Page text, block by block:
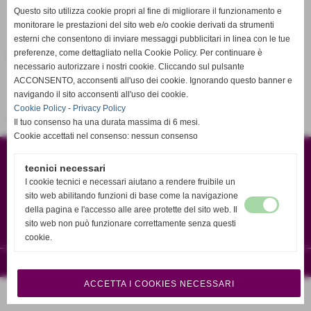
Rientro da Solo
Dimensione: 59,95 KB
Informativa Privacy
Dimensione: 340,43 KB
ASD BikeVolleySummer
bikevolleysummer@gmail.com
Tel. 3358397133 Matteo
Questo sito utilizza cookie propri al fine di migliorare il funzionamento e
monitorare le prestazioni del sito web e/o cookie derivati da strumenti
esterni che consentono di inviare messaggi pubblicitari in linea con le tue
preferenze, come dettagliato nella Cookie Policy. Per continuare è
necessario autorizzare i nostri cookie. Cliccando sul pulsante
ACCONSENTO, acconsenti all'uso dei cookie. Ignorando questo banner e
navigando il sito acconsenti all'uso dei cookie.
Cookie Policy - Privacy Policy
Il tuo consenso ha una durata massima di 6 mesi.
Cookie accettati nel consenso: nessun consenso
tecnici necessari
I cookie tecnici e necessari aiutano a rendere fruibile un
sito web abilitando funzioni di base come la navigazione
della pagina e l'accesso alle aree protette del sito web. Il
sito web non può funzionare correttamente senza questi
cookie.
ACCETTA I COOKIES NECESSARI